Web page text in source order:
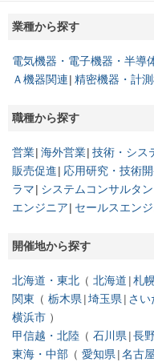
業種から探す
電気機器・電子機器・半導
Ａ機器関連 精密機器・計
職種から探す
営業 海外営業 技術・シス
販売促進
応用研究・技術
ラマ
システムコンサルタン
エンジニア
セールスエン
開催地から探す
北海道・東北 北海道 札
関東
栃木県 埼玉県 さい
横浜市
甲信越・北陸
石川県 長
東海・中部
愛知県 名古